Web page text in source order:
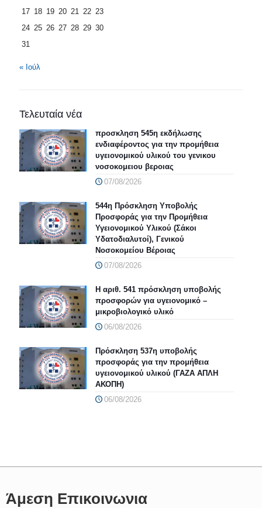
17 18 19 20 21 22 23
24 25 26 27 28 29 30
31
« Ιούλ
Τελευταία νέα
προσκληση 545η εκδήλωσης
ενδιαφέροντος για την προμήθεια
υγειονομικού υλικού του γενικου
νοσοκομειου βεροιας
07/08/2026
544η Πρόσκληση Υποβολής
Προσφοράς για την Προμήθεια
Υγειονομικού Υλικού (Σάκοι
Υδατοδιαλυτοί), Γενικού
Νοσοκομείου Βέροιας
07/08/2026
Η αριθ. 541 πρόσκληση υποβολής
προσφορών για υγειονομικό –
μικροβιολογικό υλικό
06/08/2026
Πρόσκληση 537η υποβολής
προσφοράς για την προμήθεια
υγειονομικού υλικού (ΓΑΖΑ ΑΠΛΗ
ΑΚΟΠΗ)
06/08/2026
Άμεση Επικοινωνια